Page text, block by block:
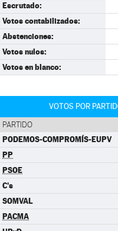
Escrutado:
Votos contabilizados:
Abstenciones:
Votos nulos:
Votos en blanco:
VOTOS POR
PARTIDO
PODEMOS-COMPROMÍS-EUPV
PP
PSOE
C's
SOMVAL
PACMA